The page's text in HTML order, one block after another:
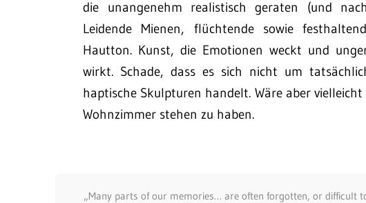
die unangenehm realistisch geraten (und
Leidende Mienen, flüchtende sowie
Hautton. Kunst, die Emotionen weckt und
wirkt. Schade, dass es sich nicht um
haptische Skulpturen handelt. Wäre aber
Wohnzimmer stehen zu haben.
„Many parts of our memories… are often forgotten, or difficult